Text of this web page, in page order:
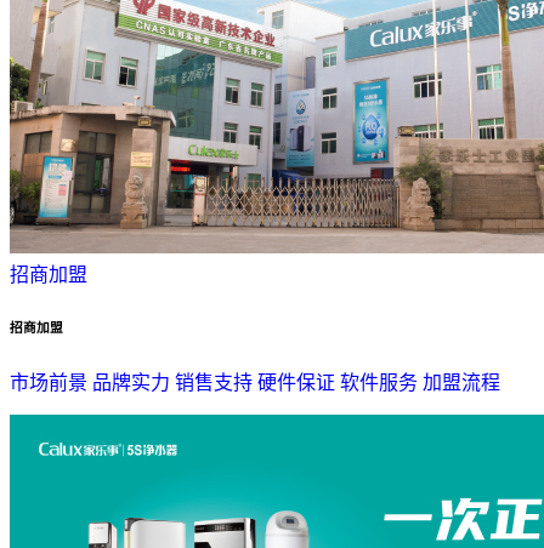
招商加盟
招商加盟
市场前景 品牌实力 销售支持 硬件保证 软件服务 加盟流程